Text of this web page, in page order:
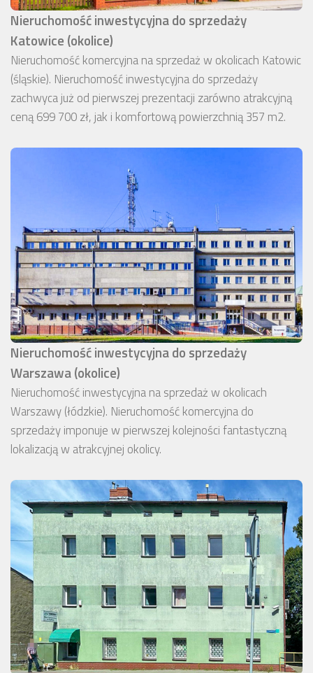
Nieruchomość inwestycyjna do sprzedaży
Katowice (okolice)
Nieruchomość komercyjna na sprzedaż w okolicach Katowic
(śląskie). Nieruchomość inwestycyjna do sprzedaży
zachwyca już od pierwszej prezentacji zarówno atrakcyjną
ceną 699 700 zł, jak i komfortową powierzchnią 357 m2.
Nieruchomość inwestycyjna do sprzedaży
Warszawa (okolice)
Nieruchomość inwestycyjna na sprzedaż w okolicach
Warszawy (łódzkie). Nieruchomość komercyjna do
sprzedaży imponuje w pierwszej kolejności fantastyczną
lokalizacją w atrakcyjnej okolicy.